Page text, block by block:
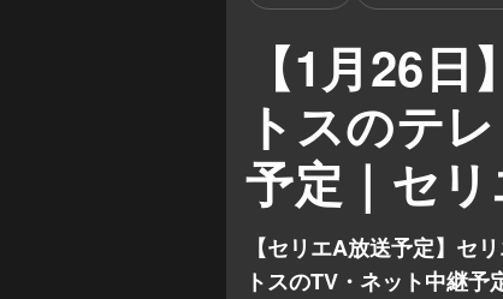
【1月26
トスのテ
予定｜セ
【セリエA放送予定】セ
トスのTV・ネット中継予